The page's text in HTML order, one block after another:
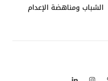
الشباب ومناهضة الإعدام
بينتيريستالانستغراملينكدإن